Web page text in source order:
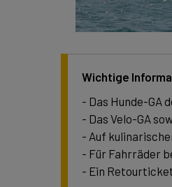
Wichtige
- Das Hunde-GA
- Das Velo-GA
- Auf
- Für Fahrräder
- Ein